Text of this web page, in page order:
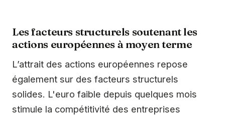
Les facteurs structurels soutenant les
actions européennes à moyen terme
L’attrait des actions européennes repose
également sur des facteurs structurels
solides. L'euro faible depuis quelques mois
stimule la compétitivité des entreprises